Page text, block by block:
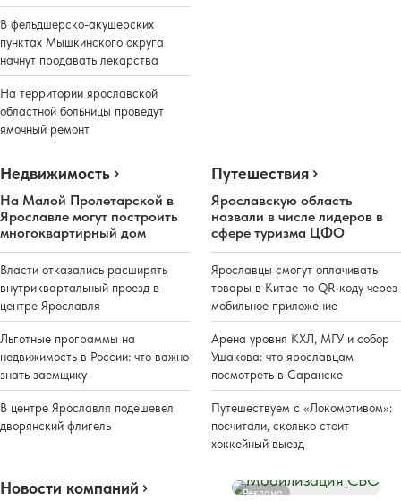
В фельдшерско-акушерских
пунктах Мышкинского округа
начнут продавать лекарства
На территории ярославской
областной больницы проведут
ямочный ремонт
Недвижимость
На Малой Пролетарской в
Ярославле могут построить
многоквартирный дом
Власти отказались расширять
внутриквартальный проезд в
центре Ярославля
Льготные программы на
недвижимость в России: что важно
знать заемщику
В центре Ярославля подешевел
дворянский флигель
Путешествия
Ярославскую область
назвали в числе лидеров в
сфере туризма ЦФО
Ярославцы смогут оплачивать
товары в Китае по QR-коду через
мобильное приложение
Арена уровня КХЛ, МГУ и собор
Ушакова: что ярославцам
посмотреть в Саранске
Путешествуем с «Локомотивом»:
посчитали, сколько стоит
хоккейный выезд
Новости компаний Реклама